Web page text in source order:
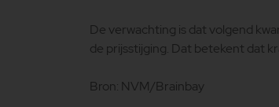
De verwachting is dat volgend
de prijsstijging. Dat betekent dat
Bron: NVM/Brainbay